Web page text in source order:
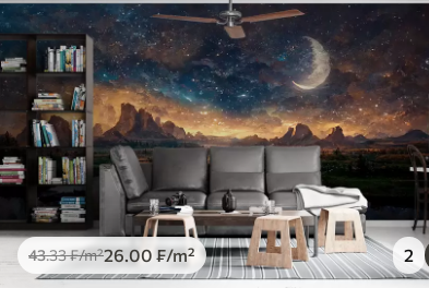
43.33₣/m²26.00 ₣/m² 2